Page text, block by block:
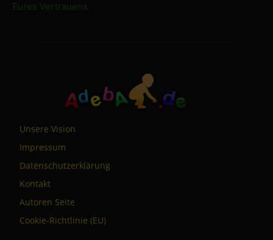
Eures Vertrauens.
Unsere Vision
Impressum
Datenschutzerklärung
Kontakt
Autoren Seite
Cookie-Richtlinie (EU)